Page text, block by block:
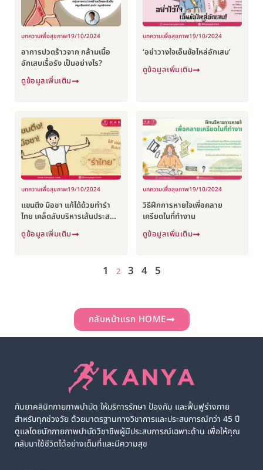
บทความเพื่อสุขภาพ19/10/2024
อาการปวดร้าวจาก กล้ามเนื้อ
อักเสบเรื้อรัง เป็นอย่างไร?
ดูข้อมูลเพิ่มเติม
บทความเพื่อสุขภาพ19/10/2024
‘อย่าวางใจเอ็นข้อไหล่อักเสบ’
ดูข้อมูลเพิ่มเติม
บทความเพื่อสุขภาพ19/10/2024
เเขนตึง มือชา แก้ได้ด้วยท่ารำ
ไทย เคล็ดลับบริหารเส้นประสาท
แขน
ดูข้อมูลเพิ่มเติม
บทความเพื่อสุขภาพ19/10/2024
วิธีฝึกการหายใจเพื่อคลาย
เครียดในที่ทำงาน
ดูข้อมูลเพิ่มเติม
1 2 3 4 5
กลับหน้าแรก HOME
กันยาคลินิกกายภาพบำบัด ให้บริการรักษา ป้องกัน และฟื้นฟูร่างกาย
สำหรับทุกช่วงวัย ด้วยมาตรฐานทางวิชาการและประสบการณ์กว่า 45 ปี
ดูแลโดยนักกายภาพบำบัดวิชาชีพผู้มีประสบการณ์เฉพาะด้าน เพื่อให้คุณ
กลับมาใช้ชีวิตได้อย่างเต็มที่และมีความสุข